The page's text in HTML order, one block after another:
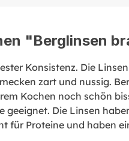
"Berglinsen
Konsistenz. Die
zart und nussig.
Kochen noch schön
geeignet. Die Linsen
für Proteine und haben